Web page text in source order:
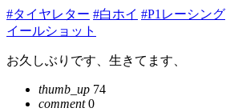
#タイヤレター #白ホイ #P1レーシング
イールショット
お久しぶりです、生きてます、
thumb_up 74
comment0